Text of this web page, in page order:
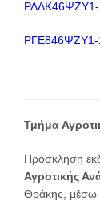
Τμήμα
Πρόσκληση
Αγροτικής
Θράκης, μέσω